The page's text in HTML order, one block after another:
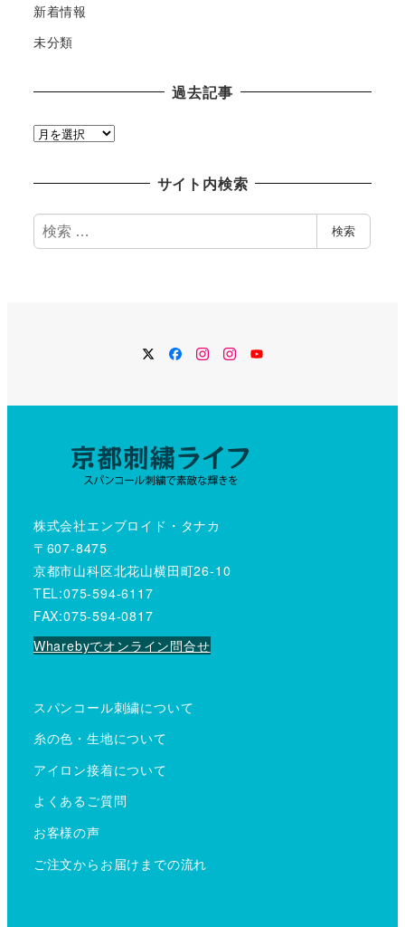
新着情報
未分類
過去記事
過
サイト内検索
検
索
検索
TwitterFacebook
Instagram
Instagram
YouTube
株式会社エンブロイド・タナカ
〒607-8475
京都市山科区北花山横田町26-10
TEL:075-594-6117
FAX:075-594-0817
Wharebyでオンライン問合せ
スパンコール刺繍について
糸の色・生地について
アイロン接着について
よくあるご質問
お客様の声
ご注文からお届けまでの流れ